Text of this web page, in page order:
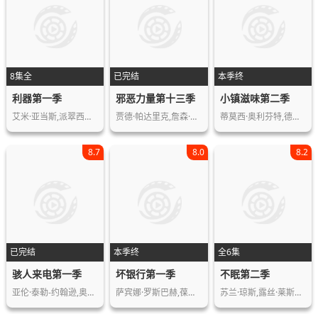
8集全
利器第一季
艾米·亚当斯,派翠西娅·克拉克森,克里…
已完结
邪恶力量第十三季
贾德·帕达里克,詹森·阿克斯,马克·佩…
本季终
小镇滋味第二季
蒂莫西·奥利芬特,德鲁·巴里摩尔,丽芙…
已完结
8.7
骇人来电第一季
亚伦·泰勒-约翰逊,奥布瑞·普拉扎,佩…
本季终
8.0
坏银行第一季
萨宾娜·罗斯巴赫,葆拉·贝尔,巴里·阿…
全6集
8.2
不眠第二季
苏兰·琼斯,露丝·莱斯利,加里·刘易斯…